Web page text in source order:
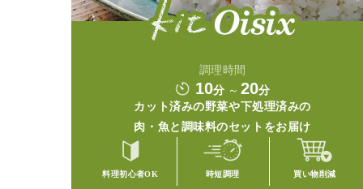
調理時間
10分 ～ 20分
カット済みの野菜や下処理済みの
肉・魚と調味料のセットをお届け
料理初心者OK 時短調理 買い物削減